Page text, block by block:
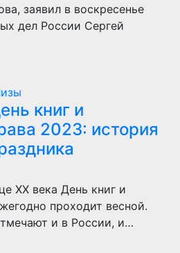
заявил в воскресенье
дел России Сергей
книг и
2023: история
XX века День книг и
проходит весной.
и в России, и…